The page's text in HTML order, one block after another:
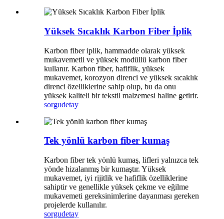
Yüksek Sıcaklık Karbon Fiber İplik
Karbon fiber iplik, hammadde olarak yüksek
mukavemetli ve yüksek modüllü karbon fiber
kullanır. Karbon fiber, hafiflik, yüksek
mukavemet, korozyon direnci ve yüksek sıcaklık
direnci özelliklerine sahip olup, bu da onu
yüksek kaliteli bir tekstil malzemesi haline getirir.
sorgudetay
Tek yönlü karbon fiber kumaş
Karbon fiber tek yönlü kumaş, lifleri yalnızca tek
yönde hizalanmış bir kumaştır. Yüksek
mukavemet, iyi rijitlik ve hafiflik özelliklerine
sahiptir ve genellikle yüksek çekme ve eğilme
mukavemeti gereksinimlerine dayanması gereken
projelerde kullanılır.
sorgudetay